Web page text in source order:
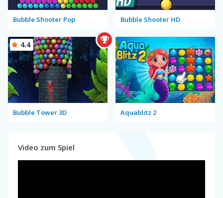
Bubble Shooter Pop Bubble Shooter HD
Bubble Tower 3D
4.4
Aquablitz 2
Video zum Spiel